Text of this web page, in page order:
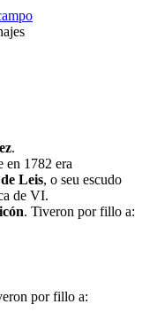
.
en 1782 era
Leis, o seu escudo
de VI.
. Tiveron por fillo a:
por fillo a: